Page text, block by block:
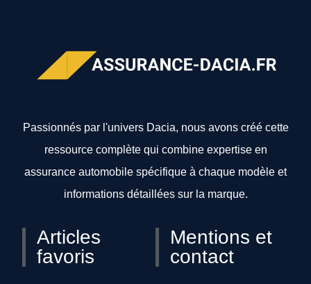
Passionnés par l'univers Dacia, nous avons créé cette
ressource complète qui combine expertise en
assurance automobile spécifique à chaque modèle et
informations détaillées sur la marque.
Articles
favoris
Mentions et
contact